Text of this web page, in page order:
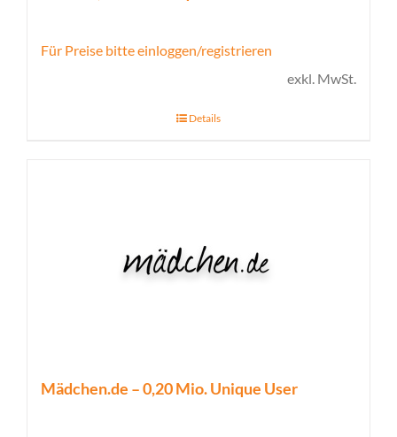
Für Preise bitte einloggen/registrieren
exkl. MwSt.
Details
Mädchen.de – 0,20 Mio. Unique User